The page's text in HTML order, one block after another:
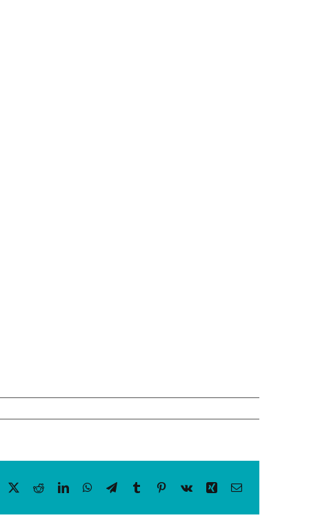
Facebook RedditLinkedInWhatsApp
TelegramTumblr Pinterest
Vk Xing Email